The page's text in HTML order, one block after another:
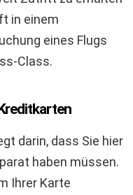
in einem
eines Flugs
Class.
darin, dass Sie hier
haben müssen.
Ihrer Karte